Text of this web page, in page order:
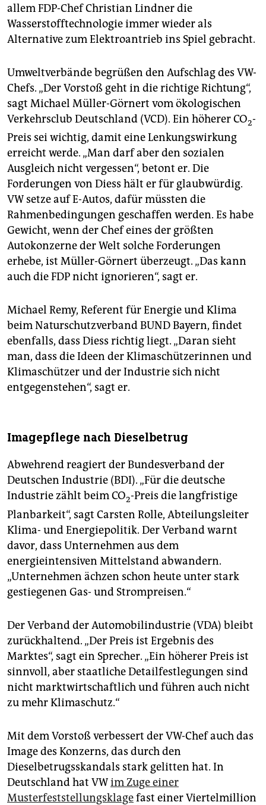
allem FDP-Chef Christian Lindner die
Wasserstofftechnologie immer wieder als
Alternative zum Elektroantrieb ins Spiel gebracht.
Umweltverbände begrüßen den Aufschlag des VW-
Chefs. „Der Vorstoß geht in die richtige Richtung“,
sagt Michael Müller-Görnert vom ökologischen
Verkehrsclub Deutschland (VCD). Ein höherer CO2-
Preis sei wichtig, damit eine Lenkungswirkung
erreicht werde. „Man darf aber den sozialen
Ausgleich nicht vergessen“, betont er. Die
Forderungen von Diess hält er für glaubwürdig.
VW setze auf E-Autos, dafür müssten die
Rahmenbedingungen geschaffen werden. Es habe
Gewicht, wenn der Chef eines der größten
Autokonzerne der Welt solche Forderungen
erhebe, ist Müller-Görnert überzeugt. „Das kann
auch die FDP nicht ignorieren“, sagt er.
Michael Remy, Referent für Energie und Klima
beim Naturschutzverband BUND Bayern, findet
ebenfalls, dass Diess richtig liegt. „Daran sieht
man, dass die Ideen der Klimaschützerinnen und
Klimaschützer und der Industrie sich nicht
entgegenstehen“, sagt er.
Imagepflege nach Dieselbetrug
Abwehrend reagiert der Bundesverband der
Deutschen Industrie (BDI). „Für die deutsche
Industrie zählt beim CO2-Preis die langfristige
Planbarkeit“, sagt Carsten Rolle, Abteilungsleiter
Klima- und Energiepolitik. Der Verband warnt
davor, dass Unternehmen aus dem
energieintensiven Mittelstand abwandern.
„Unternehmen ächzen schon heute unter stark
gestiegenen Gas- und Strompreisen.“
Der Verband der Automobilindustrie (VDA) bleibt
zurückhaltend. „Der Preis ist Ergebnis des
Marktes“, sagt ein Sprecher. „Ein höherer Preis ist
sinnvoll, aber staatliche Detailfestlegungen sind
nicht marktwirtschaftlich und führen auch nicht
zu mehr Klimaschutz.“
Mit dem Vorstoß verbessert der VW-Chef auch das
Image des Konzerns, das durch den
Dieselbetrugsskandals stark gelitten hat. In
Deutschland hat VWim Zuge einer
Musterfeststellungsklagefast einer Viertelmillion